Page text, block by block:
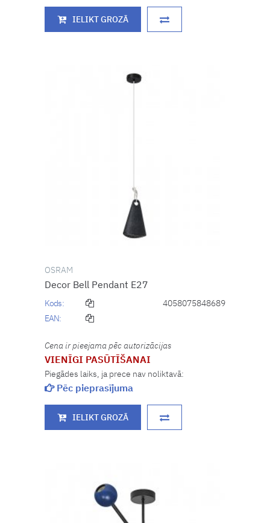
IELIKT GROZĀ
OSRAM
Decor Bell Pendant E27
Kods:
4058075848689
EAN:
Cena ir pieejama pēc autorizācijas
VIENĪGI PASŪTĪŠANAI
Piegādes laiks, ja prece nav noliktavā:
Pēc pieprasījuma
IELIKT GROZĀ